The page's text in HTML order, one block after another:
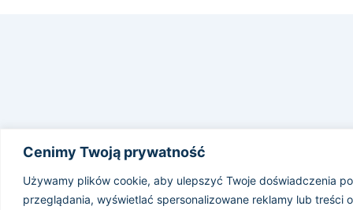
Cenimy Twoją prywatność
Używamy plików cookie, aby ulepszyć Twoje doświadczenia
przeglądania, wyświetlać spersonalizowane reklamy lub treści